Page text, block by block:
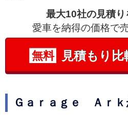
最大10社の見積り
愛車を納得の価格で
無料 見積もり
Ｇａｒａｇｅ Ａｒ